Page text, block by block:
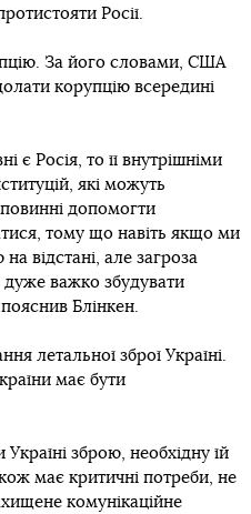
Росії.
За його словами, США
корупцію всередині
є Росія, то її внутрішніми
які можуть
допомогти
тому що навіть якщо ми
відстані, але загроза
дуже важко збудувати
Блінкен.
летальної зброї Україні.
має бути
зброю, необхідну їй
має критичні потреби, не
комунікаційне